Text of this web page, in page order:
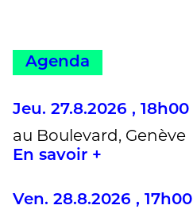
Agenda
Jeu. 27.8.2026 , 18h00
au Boulevard, Genève
En savoir +
Ven. 28.8.2026 , 17h00